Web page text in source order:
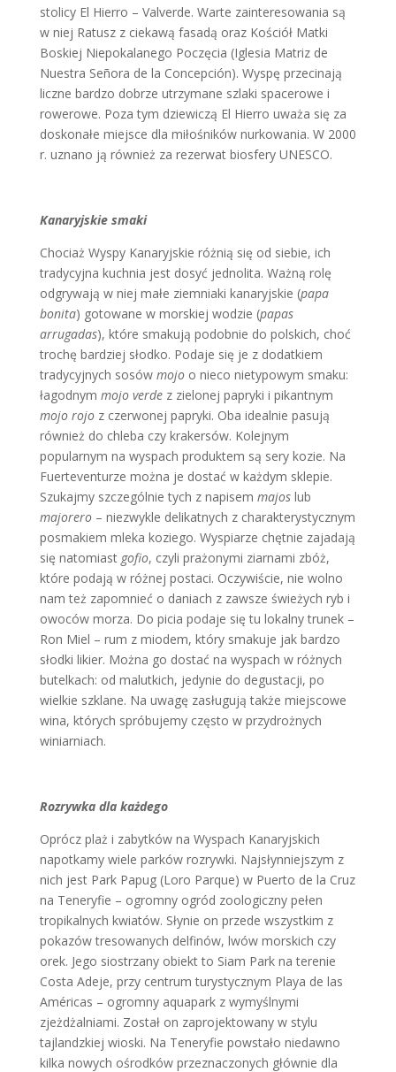
stolicy El Hierro – Valverde. Warte zainteresowania są
w niej Ratusz z ciekawą fasadą oraz Kościół Matki
Boskiej Niepokalanego Poczęcia (Iglesia Matriz de
Nuestra Señora de la Concepción). Wyspę przecinają
liczne bardzo dobrze utrzymane szlaki spacerowe i
rowerowe. Poza tym dziewiczą El Hierro uważa się za
doskonałe miejsce dla miłośników nurkowania. W 2000
r. uznano ją również za rezerwat biosfery UNESCO.
Kanaryjskie smaki
Chociaż Wyspy Kanaryjskie różnią się od siebie, ich
tradycyjna kuchnia jest dosyć jednolita. Ważną rolę
odgrywają w niej małe ziemniaki kanaryjskie (papa
bonita) gotowane w morskiej wodzie (papas
arrugadas), które smakują podobnie do polskich, choć
trochę bardziej słodko. Podaje się je z dodatkiem
tradycyjnych sosów mojoo nieco nietypowym smaku:
łagodnym mojo verdez zielonej papryki i pikantnym
mojo rojoz czerwonej papryki. Oba idealnie pasują
również do chleba czy krakersów. Kolejnym
popularnym na wyspach produktem są sery kozie. Na
Fuerteventurze można je dostać w każdym sklepie.
Szukajmy szczególnie tych z napisem majoslub
majorero– niezwykle delikatnych z charakterystycznym
posmakiem mleka koziego. Wyspiarze chętnie zajadają
się natomiast gofio, czyli prażonymi ziarnami zbóż,
które podają w różnej postaci. Oczywiście, nie wolno
nam też zapomnieć o daniach z zawsze świeżych ryb i
owoców morza. Do picia podaje się tu lokalny trunek –
Ron Miel – rum z miodem, który smakuje jak bardzo
słodki likier. Można go dostać na wyspach w różnych
butelkach: od malutkich, jedynie do degustacji, po
wielkie szklane. Na uwagę zasługują także miejscowe
wina, których spróbujemy często w przydrożnych
winiarniach.
Rozrywka dla każdego
Oprócz plaż i zabytków na Wyspach Kanaryjskich
napotkamy wiele parków rozrywki. Najsłynniejszym z
nich jest Park Papug (Loro Parque) w Puerto de la Cruz
na Teneryfie – ogromny ogród zoologiczny pełen
tropikalnych kwiatów. Słynie on przede wszystkim z
pokazów tresowanych delfinów, lwów morskich czy
orek. Jego siostrzany obiekt to Siam Park na terenie
Costa Adeje, przy centrum turystycznym Playa de las
Américas – ogromny aquapark z wymyślnymi
zjeżdżalniami. Został on zaprojektowany w stylu
tajlandzkiej wioski. Na Teneryfie powstało niedawno
kilka nowych ośrodków przeznaczonych głównie dla